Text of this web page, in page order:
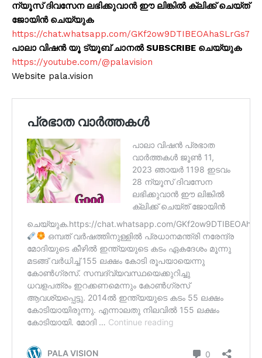
ന്യൂസ് ദിവസേന ലഭിക്കുവാൻ ഈ ലിങ്കിൽ ക്ലിക്ക് ചെയ്ത്
ജോയിൻ ചെയ്യുക
https://chat.whatsapp.com/GKf2ow9DTIBEOAhaSLrGs7
പാലാ വിഷൻ യൂ ട്യൂബ് ചാനൽ SUBSCRIBE ചെയ്യുക
https://youtube.com/@palavision
Website pala.vision